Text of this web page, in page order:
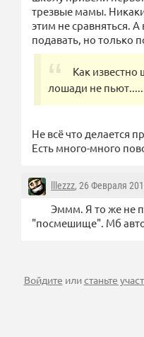
трезвые мамы.
этим не сравняться.
подавать, но только
Как известно
лошади не
Не всё что делается
Есть много-много
lllezzz, 26 Февраля
Эммм. Я то же не
"посмешище". Мб
Войдите илистаньте